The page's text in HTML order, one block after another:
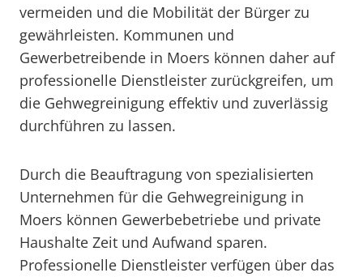
vermeiden und die Mobilität der Bürger zu
gewährleisten. Kommunen und
Gewerbetreibende in Moers können daher auf
professionelle Dienstleister zurückgreifen, um
die Gehwegreinigung effektiv und zuverlässig
durchführen zu lassen.
Durch die Beauftragung von spezialisierten
Unternehmen für die Gehwegreinigung in
Moers können Gewerbebetriebe und private
Haushalte Zeit und Aufwand sparen.
Professionelle Dienstleister verfügen über das